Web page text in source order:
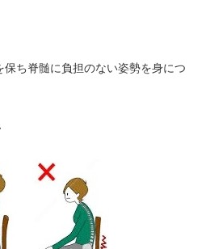
ち脊髄に負担のない姿勢を身につ